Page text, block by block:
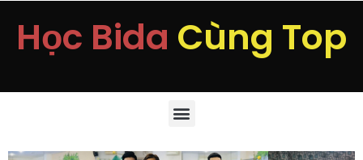
Học Bida Cùng Top